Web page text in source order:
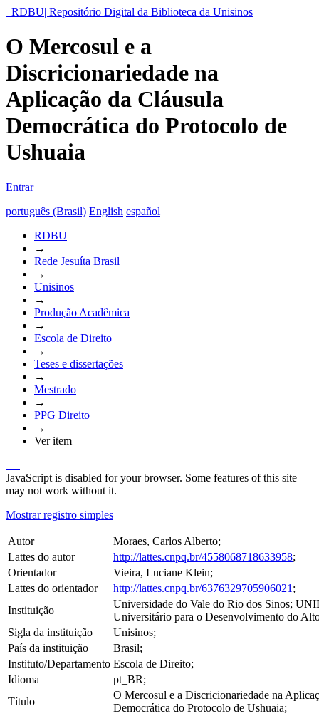
RDBU| Repositório Digital da Biblioteca da Unisinos
O Mercosul e a
Discricionariedade na
Aplicação da Cláusula
Democrática do Protocolo de
Ushuaia
Entrar
português (Brasil) English español
RDBU
→
Rede Jesuíta Brasil
→
Unisinos
→
Produção Acadêmica
→
Escola de Direito
→
Teses e dissertações
→
Mestrado
→
PPG Direito
→
Ver item
JavaScript is disabled for your browser. Some features of this site
may not work without it.
Mostrar registro simples
Autor
Moraes, Carlos Alberto;
Lattes do autor
http://lattes.cnpq.br/4558068718633958;
Orientador
Vieira, Luciane Klein;
Lattes do orientador
http://lattes.cnpq.br/6376329705906021 ;
Instituição
Universidade do Vale do Rio dos Sinos;
Universitário para o Desenvolvimento do
Sigla da instituição
Unisinos;
País da instituição
Brasil;
Instituto/Departamento Escola de Direito;
Idioma
pt_BR;
Título
O Mercosul e a Discricionariedade na
Democrática do Protocolo de Ushuaia;